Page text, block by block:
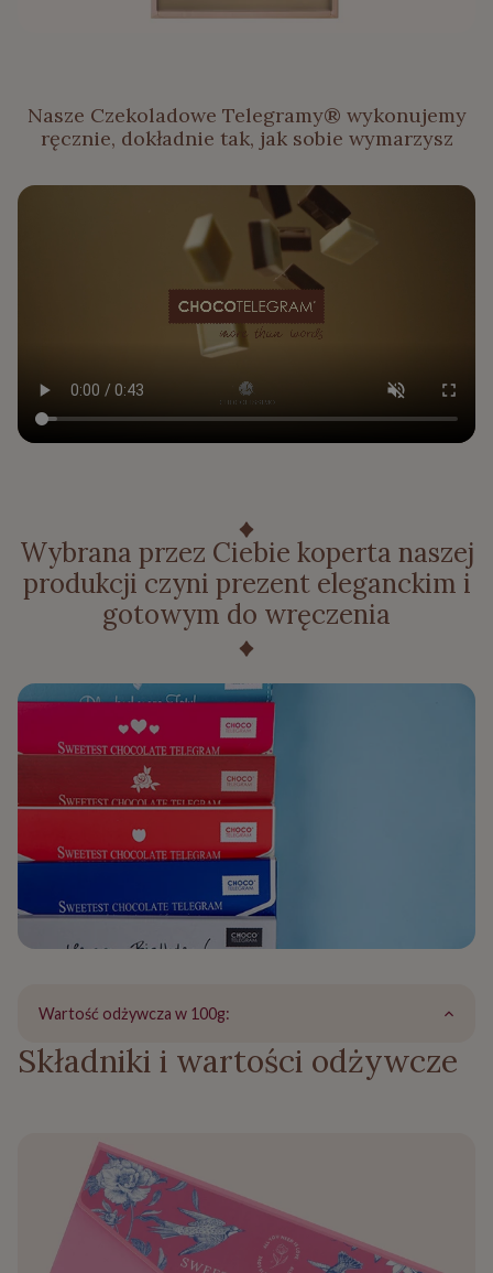
Nasze Czekoladowe Telegramy® wykonujemy
ręcznie, dokładnie tak, jak sobie wymarzysz
Wybrana przez Ciebie koperta naszej
produkcji czyni prezent eleganckim i
gotowym do wręczenia
Wartość odżywcza w 100g:
Składniki i wartości odżywcze